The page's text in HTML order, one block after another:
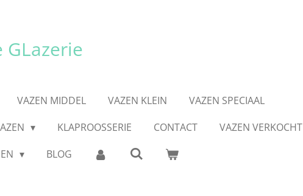
GLazerie
VAZEN MIDDEL VAZEN KLEIN
VAZEN SPECIAAL
KLAPROOSSERIE CONTACT
VAZEN VERKOCHT
BLOG